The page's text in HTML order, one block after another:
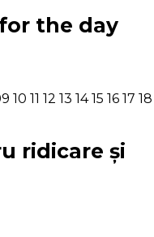
the day
10 11 12 13 14 15 16 17 18
ridicare și